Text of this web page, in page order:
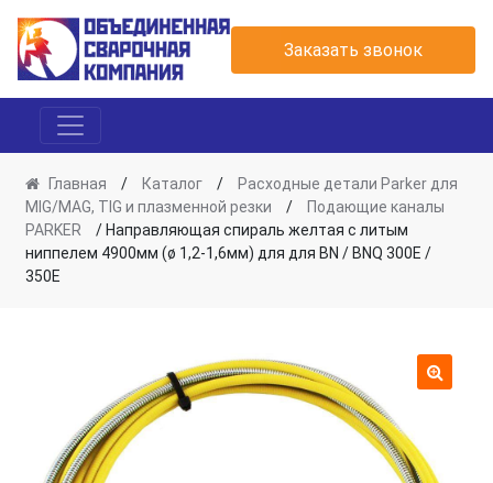
Заказать звонок
Главная / Каталог /
Расходные детали Parker для
MIG/MAG, TIG и плазменной резки
/
Подающие каналы
PARKER
/ Направляющая спираль желтая с литым
ниппелем 4900мм (ø 1,2-1,6мм) для для BN / BNQ 300E /
350E